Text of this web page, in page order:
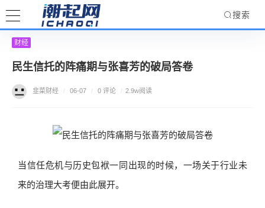
搜索
财经
民生信托的阵痛期与张喜芳的破局答卷
韭菜财经 / 06-07 / 0 评论 / 2.9w阅读
当信任危机与历史包袱一同出现的时候，一场关于行业未
来的治理大考便由此展开。